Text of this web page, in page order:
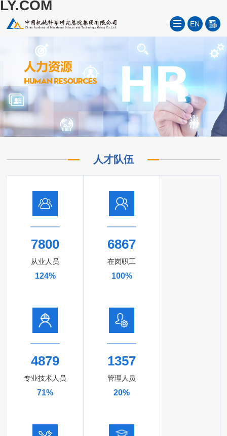
LY.COM
EN
人才队伍
7800
从业人员
124%
6867
在岗职工
100%
4879
专业技术人员
71%
1357
管理人员
20%